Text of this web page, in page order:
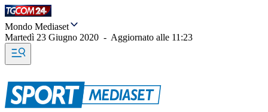
Mondo Mediaset
Martedì 23 Giugno 2020 - Aggiornato alle 11:23